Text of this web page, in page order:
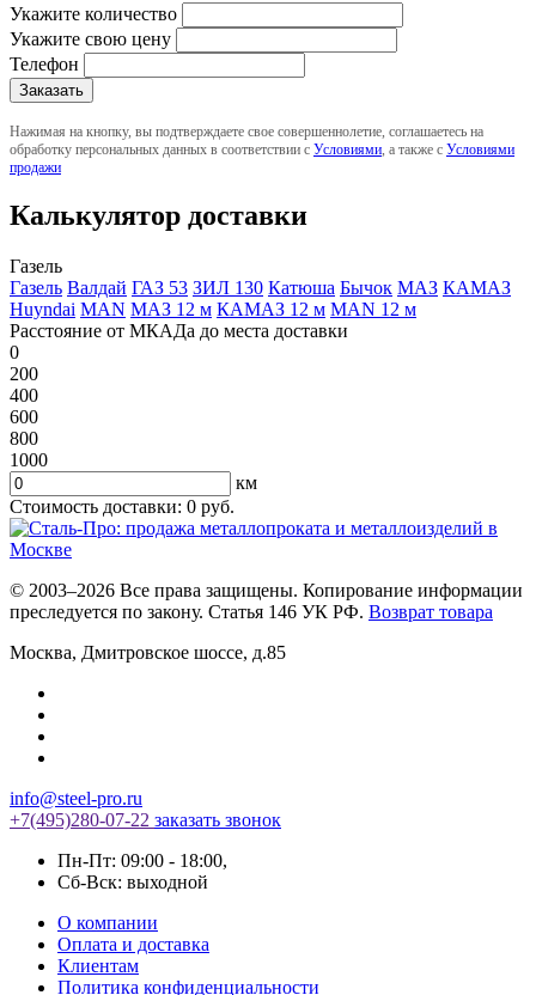
Укажите количество
Укажите свою цену
Телефон
Нажимая на кнопку, вы подтверждаете свое совершеннолетие, соглашаетесь на
обработку персональных данных в соответствии с Условиями , а также с Условиями
продажи
Калькулятор доставки
Газель
Газель Валдай ГАЗ 53 ЗИЛ 130 Катюша Бычок МАЗ КАМАЗ
Huyndai MAN МАЗ 12 м КАМАЗ 12 м MAN 12 м
Расстояние от МКАДа до места доставки
0
200
400
600
800
1000
км
Стоимость доставки: 0 руб.
© 2003–2026 Все права защищены. Копирование информации
преследуется по закону. Статья 146 УК РФ. Возврат товара
Москва, Дмитровское шоссе, д.85
info@steel-pro.ru
+7(495)280-07-22 заказать звонок
Пн-Пт: 09:00 - 18:00,
Cб-Вск: выходной
О компании
Оплата и доставка
Клиентам
Политика конфиденциальности